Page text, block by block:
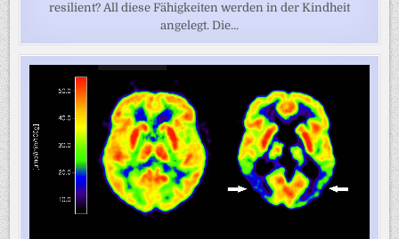
resilient? All diese Fähigkeiten werden in der Kindheit
angelegt. Die...